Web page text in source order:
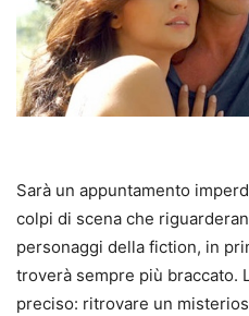
Sarà un appuntamento
colpi di scena che
personaggi della fiction, in
troverà sempre più braccato.
preciso: ritrovare un